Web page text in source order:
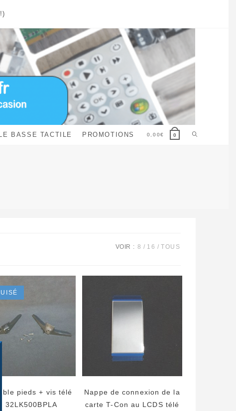
BASSE TACTILE PROMOTIONS 0,00€ 0 Toggle
VOIR : 8 16 TOUS
pieds + vis télé
32LK500BPLA
Nappe de connexion de la
carte T-Con au LCDS télé